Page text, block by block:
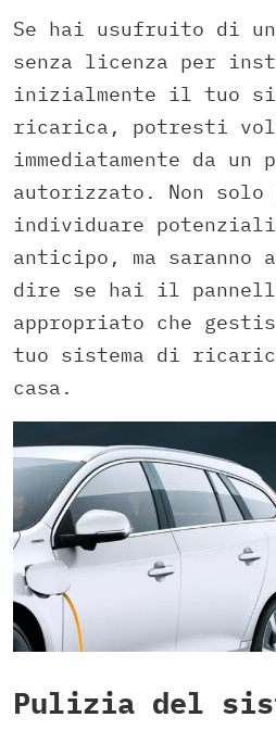
Se hai usufruito di
senza licenza per
inizialmente il tuo
ricarica, potresti
immediatamente da
autorizzato. Non solo
individuare
anticipo, ma saranno
dire se hai il
appropriato che
tuo sistema di
casa.
Pulizia del